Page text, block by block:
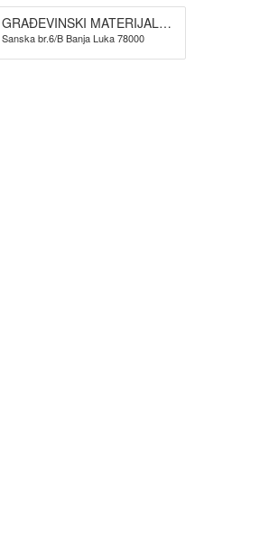
GRAĐEVINSKI MATERIJAL
BANJA LUKA TIM PROMET
DOO
Sanska br.6/B Banja Luka 78000